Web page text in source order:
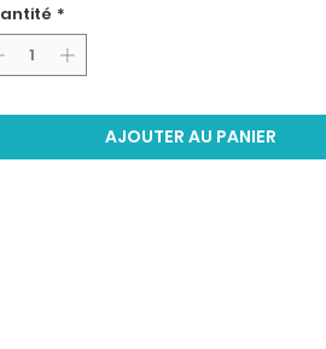
*
AJOUTER AU PANIER